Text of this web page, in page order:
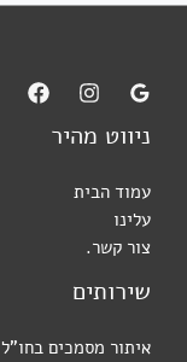
ניווט מהיר
עמוד הבית
עלינו
צור קשר.
שירותים
איתור מסמכים בחו"ל